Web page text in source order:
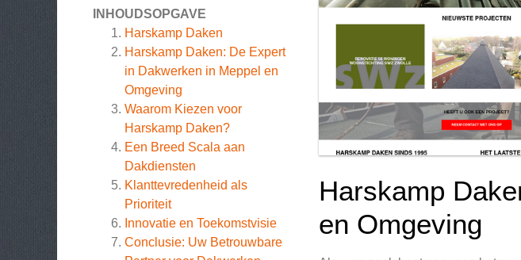
INHOUDSOPGAVE
Harskamp Daken
Harskamp Daken: De Expert
in Dakwerken in Meppel en
Omgeving
Waarom Kiezen voor
Harskamp Daken?
Een Breed Scala aan
Dakdiensten
Klanttevredenheid als
Prioriteit
Innovatie en Toekomstvisie
Conclusie: Uw Betrouwbare
Harskamp
en Omgeving